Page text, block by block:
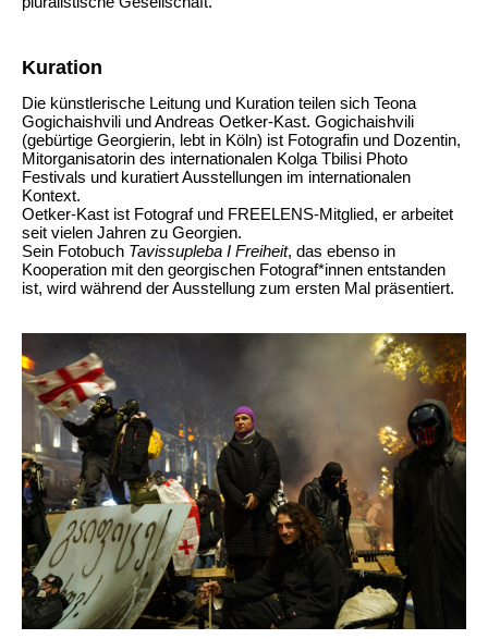
Kuration
Die künstlerische Leitung und Kuration teilen sich Teona
Gogichaishvili und Andreas Oetker‐Kast. Gogichaishvili
(gebürtige Georgierin, lebt in Köln) ist Fotografin und Dozentin,
Mitorganisatorin des internationalen Kolga Tbilisi Photo
Festivals und kuratiert Ausstellungen im internationalen
Kontext.
Oetker‐Kast ist Fotograf und FREELENS‐Mitglied, er arbeitet
seit vielen Jahren zu Georgien.
Sein Fotobuch Tavissupleba I Freiheit, das ebenso in
Kooperation mit den georgischen Fotograf*innen entstanden
ist, wird während der Ausstellung zum ersten Mal präsentiert.